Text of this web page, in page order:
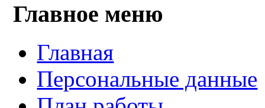
Главное меню
Главная
Персональные данные